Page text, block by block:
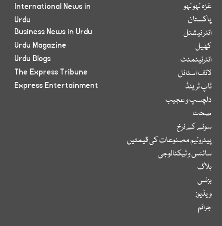
غزہ لہو لہو
پاکستان
انٹر نیشنل
کھیل
انٹرٹینمنٹ
لائف اسٹائل
ٹاپ ٹرینڈ
دلچسپ و عجیب
صحت
سونے کے نرخ
پیٹرولیم مصنوعات کی قیمتیں
سائنس و ٹیکنالوجی
بلاگ
بزنس
ویڈیوز
جرائم
International News in
Urdu
Business News in Urdu
Urdu Magazine
Urdu Blogs
The Express Tribune
Express Entertainment